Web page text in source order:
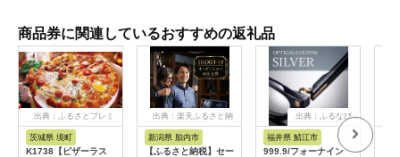
商品券に関連しているおすすめの返礼品
出典：ふるさとプレミ
アム
茨城県 境町
K1738【ピザーラス
出典：楽天ふるさと納
税
新潟県 胎内市
【ふるさと納税】セー
出典：ふるなび
福井県 鯖江市
999.9/フォーナイン